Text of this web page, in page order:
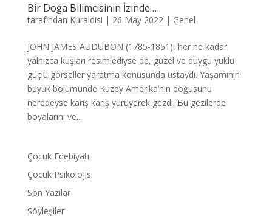
Bir Doğa Bilimcisinin İzinde…
tarafından Kuraldisi | 26 May 2022 | Genel
JOHN JAMES AUDUBON (1785-1851), her ne kadar
yalnızca kuşları resimlediyse de, güzel ve duygu yüklü
güçlü görseller yaratma konusunda ustaydı. Yaşamının
büyük bölümünde Kuzey Amerika’nın doğusunu
neredeyse karış karış yürüyerek gezdi. Bu gezilerde
boyalarını ve...
Çocuk Edebiyatı
Çocuk Psikolojisi
Son Yazılar
Söyleşiler